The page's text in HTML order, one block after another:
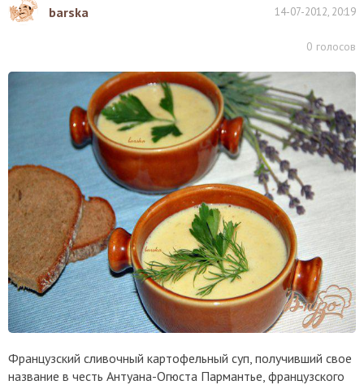
barska 14-07-2012, 20:19
0 голосов
Французский сливочный картофельный суп, получивший свое
название в честь Антуана-Огюста Пармантье, французского